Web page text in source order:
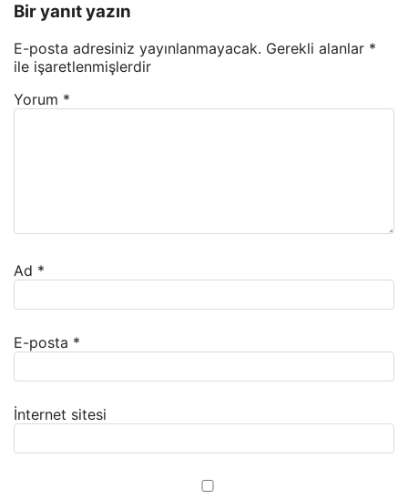
Bir yanıt yazın
E-posta adresiniz yayınlanmayacak. Gerekli alanlar *
ile işaretlenmişlerdir
Yorum *
Ad *
E-posta *
İnternet sitesi